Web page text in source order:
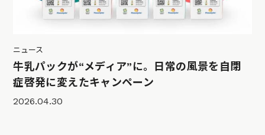
ニュース
牛乳パックが“メディア”に。日常の風景を自閉
症啓発に変えたキャンペーン
2026.04.30